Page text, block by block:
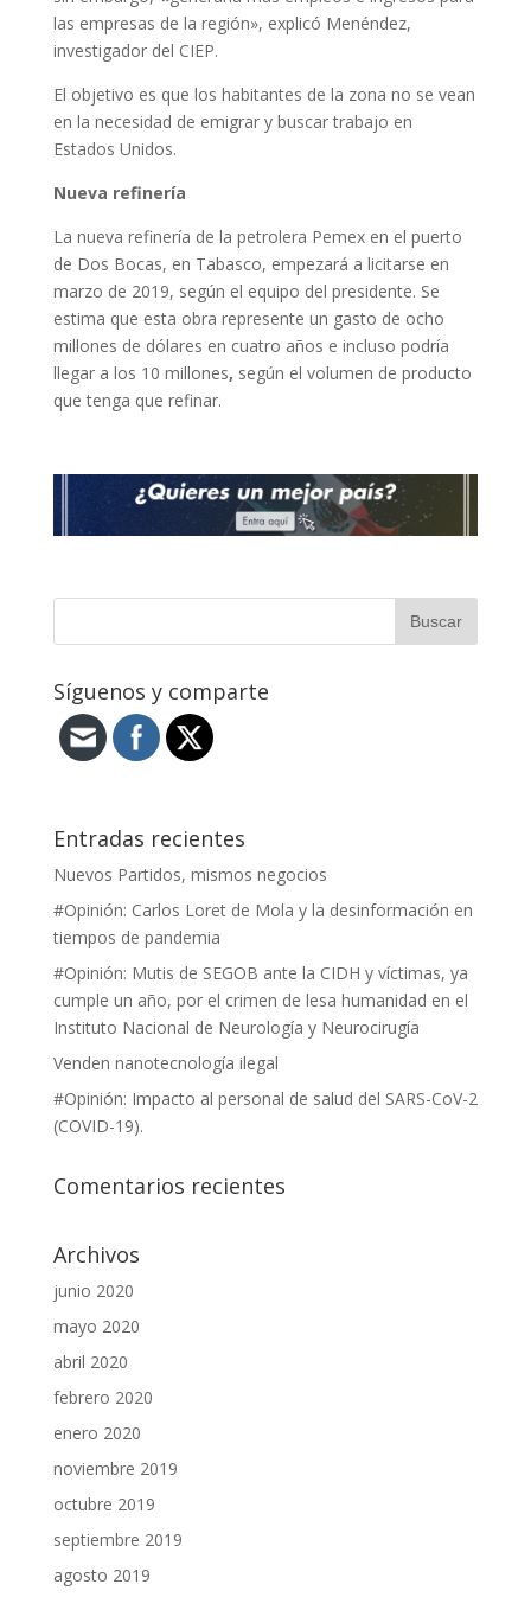
las empresas de la región», explicó Menéndez,
investigador del CIEP.
El objetivo es que los habitantes de la zona no se vean
en la necesidad de emigrar y buscar trabajo en
Estados Unidos.
Nueva refinería
La nueva refinería de la petrolera Pemex en el puerto
de Dos Bocas, en Tabasco, empezará a licitarse en
marzo de 2019, según el equipo del presidente. Se
estima que esta obra represente un gasto de ocho
millones de dólares en cuatro años e incluso podría
llegar a los 10 millones, según el volumen de producto
que tenga que refinar.
Síguenos y comparte
Entradas recientes
Nuevos Partidos, mismos negocios
#Opinión: Carlos Loret de Mola y la desinformación en
tiempos de pandemia
#Opinión: Mutis de SEGOB ante la CIDH y víctimas, ya
cumple un año, por el crimen de lesa humanidad en el
Instituto Nacional de Neurología y Neurocirugía
Venden nanotecnología ilegal
#Opinión: Impacto al personal de salud del SARS-CoV-2
(COVID-19).
Comentarios recientes
Archivos
junio 2020
mayo 2020
abril 2020
febrero 2020
enero 2020
noviembre 2019
octubre 2019
septiembre 2019
agosto 2019